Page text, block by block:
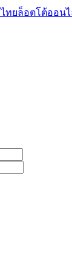
ไทยล็อตโต้ออ